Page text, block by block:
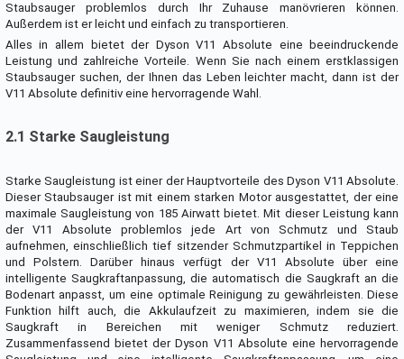
Staubsauger problemlos durch Ihr Zuhause manövrieren können.
Außerdem ist er leicht und einfach zu transportieren.
Alles in allem bietet der Dyson V11 Absolute eine beeindruckende
Leistung und zahlreiche Vorteile. Wenn Sie nach einem erstklassigen
Staubsauger suchen, der Ihnen das Leben leichter macht, dann ist der
V11 Absolute definitiv eine hervorragende Wahl.
2.1 Starke Saugleistung
Starke Saugleistung ist einer der Hauptvorteile des Dyson V11 Absolute.
Dieser Staubsauger ist mit einem starken Motor ausgestattet, der eine
maximale Saugleistung von 185 Airwatt bietet. Mit dieser Leistung kann
der V11 Absolute problemlos jede Art von Schmutz und Staub
aufnehmen, einschließlich tief sitzender Schmutzpartikel in Teppichen
und Polstern. Darüber hinaus verfügt der V11 Absolute über eine
intelligente Saugkraftanpassung, die automatisch die Saugkraft an die
Bodenart anpasst, um eine optimale Reinigung zu gewährleisten. Diese
Funktion hilft auch, die Akkulaufzeit zu maximieren, indem sie die
Saugkraft in Bereichen mit weniger Schmutz reduziert.
Zusammenfassend bietet der Dyson V11 Absolute eine hervorragende